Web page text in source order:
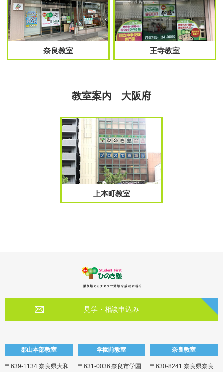
奈良教室 王寺教室
教室案内 大阪府
上本町教室
見学・相談申込み
郡山本部教室
〒639-1134 奈良県大和
学園前教室
〒631-0036 奈良市学園
奈良教室
〒630-8241 奈良県奈良